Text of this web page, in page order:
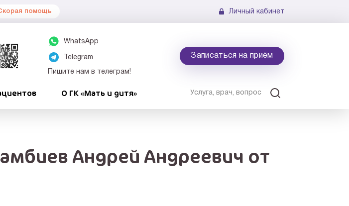
помощь Личный кабинет
WhatsApp
Telegram
Пишите нам в телеграм!
Записаться на приём
О ГК «Мать и дитя»
Андрей Андреевич от